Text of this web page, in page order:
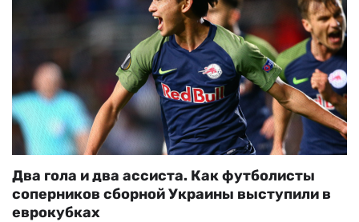
Два гола и два ассиста. Как футболисты
соперников сборной Украины выступили в
еврокубках